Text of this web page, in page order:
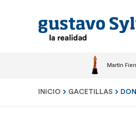
Martín
INICIO GACETILLAS